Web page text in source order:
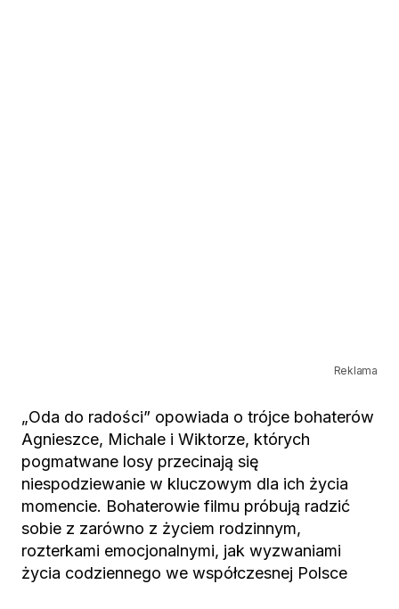
Reklama
„Oda do radości” opowiada o trójce bohaterów
Agnieszce, Michale i Wiktorze, których
pogmatwane losy przecinają się
niespodziewanie w kluczowym dla ich życia
momencie. Bohaterowie filmu próbują radzić
sobie z zarówno z życiem rodzinnym,
rozterkami emocjonalnymi, jak wyzwaniami
życia codziennego we współczesnej Polsce